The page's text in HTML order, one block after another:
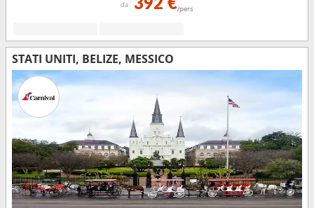
da 392 €/pers
STATI UNITI, BELIZE, MESSICO